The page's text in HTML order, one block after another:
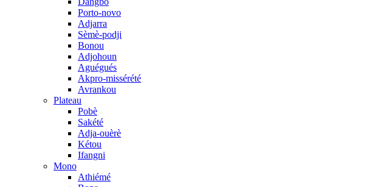
Porto-novo
Adjarra
Sèmè-podji
Bonou
Adjohoun
Aguégués
Akpro-missérété
Avrankou
Plateau
Pobè
Sakété
Adja-ouèrè
Kétou
Ifangni
Mono
Athiémé